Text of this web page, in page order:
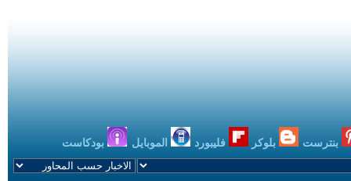
بنترست بلوكر فليبورد الموبايل بودكاست